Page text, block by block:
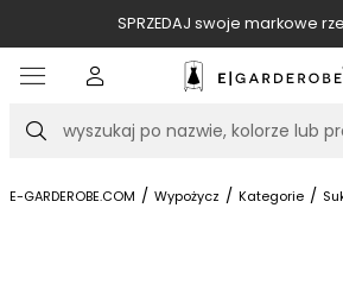
SPRZEDAJ swoje markowe
Szukaj
E-GARDEROBE.COM / Wypożycz / Kategorie /